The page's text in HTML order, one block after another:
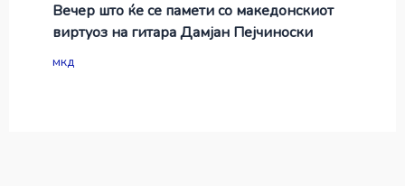
Вечер што ќе се памети со македонскиот
виртуоз на гитара Дамјан Пејчиноски
мкд